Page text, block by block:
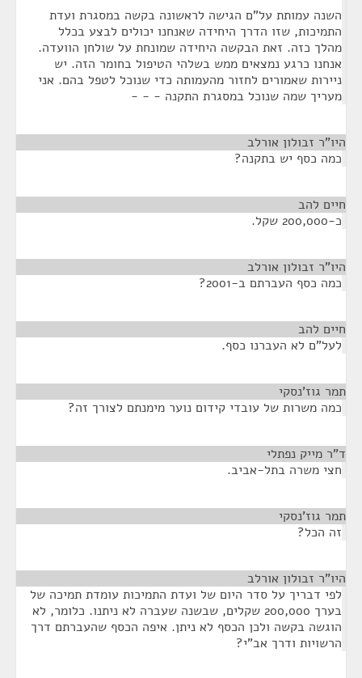
השנה עמותת על"ם הגישה לראשונה בקשה במסגרת ועדת
התמיכות, שזו הדרך היחידה שאנחנו יכולים לבצע בכלל
מהלך כזה. זאת הבקשה היחידה שמונחת על שולחן הוועדה.
אנחנו כרגע נמצאים ממש בשלהי הטיפול בחומר הזה. יש
ניירות שאמורים לחזור מהעמותה כדי שנוכל לטפל בהם. אני
מעריך שמה שנוכל במסגרת התקנה - - -
היו"ר זבולון אורלב
כמה כסף יש בתקנה?
חיים להב
כ-200,000 שקל.
היו"ר זבולון אורלב
כמה כסף העברתם ב-2001?
חיים להב
לעל"ם לא העברנו כסף.
תמר גוז'נסקי
כמה משרות של עובדי קידום נוער מימנתם לצורך זה?
ד"ר מייק נפתלי
חצי משרה בתל-אביב.
תמר גוז'נסקי
זה הכל?
היו"ר זבולון אורלב
לפי דבריך על סדר היום של ועדת התמיכות עומדת תמיכה של
בערך 200,000 שקלים, שבשנה שעברה לא ניתנו. כלומר, לא
הוגשה בקשה ולכן הכסף לא ניתן. איפה הכסף שהעברתם דרך
הרשויות ודרך אב"י?